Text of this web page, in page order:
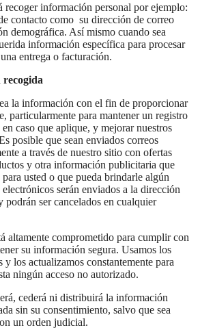
recoger información personal por ejemplo:
contacto como su dirección de correo
demográfica. Así mismo cuando sea
información específica para procesar
entrega o facturación.
la información con el fin de proporcionar
particularmente para mantener un registro
caso que aplique, y mejorar nuestros
posible que sean enviados correos
a través de nuestro sitio con ofertas
y otra información publicitaria que
usted o que pueda brindarle algún
serán enviados a la dirección
podrán ser cancelados en cualquier
altamente comprometido para cumplir con
su información segura. Usamos los
y los actualizamos constantemente para
ningún acceso no autorizado.
cederá ni distribuirá la información
sin su consentimiento, salvo que sea
un orden judicial.